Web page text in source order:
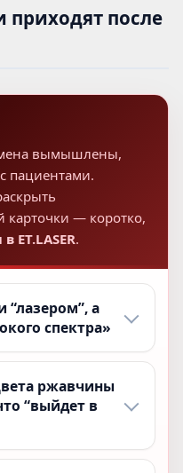
после
вымышлены,
пациентами.
карточки — коротко,
ET.LASER.
“лазером”, а
спектра»
ржавчины
“выйдет в